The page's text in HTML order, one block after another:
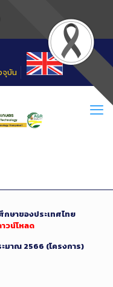
จุบัน
ษาของประเทศไทย
วน์โหลด
มาณ 2566 (โครงการ)